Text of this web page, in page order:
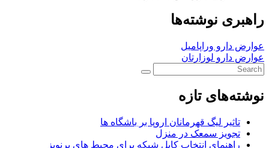
راهبری نوشته‌ها
عوارض دارو وراپامیل
عوارض دارو لوزارتان
نوشته‌های تازه
تاثیر لیگ قهرمانان اروپا بر باشگاه ها
تجویز سمعک در منزل
راهنمای انتخاب کابل شبکه برای محیط های پرنویز